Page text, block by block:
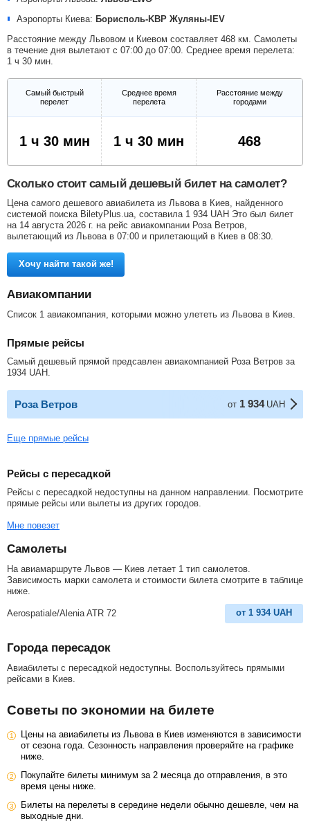
Аэропорты Киева: Борисполь-KBP Жуляны-IEV
Расстояние между Львовом и Киевом составляет 468 км. Самолеты
в течение дня вылетают с 07:00 до 07:00. Среднее время перелета:
1 ч 30 мин.
Самый быстрый
перелет
Среднее время
перелета
Расстояние между
городами
1 ч 30 мин 1 ч 30 мин 468
Сколько стоит самый дешевый билет на самолет?
Цена самого дешевого авиабилета из Львова в Киев, найденного
системой поиска BiletyPlus.ua, составила 1 934 UAH Это был билет
на 14 августа 2026 г. на рейс авиакомпании Роза Ветров,
вылетающий из Львова в 07:00 и прилетающий в Киев в 08:30.
Хочу найти такой же!
Авиакомпании
Список 1 авиакомпания, которыми можно улететь из Львова в Киев.
Прямые рейсы
Самый дешевый прямой предсавлен авиакомпанией Роза Ветров за
1934 UAH
Роза Ветров от 1 934 UAH
Еще прямые рейсы
Рейсы с пересадкой
Рейсы с пересадкой недоступны на данном направлении. Посмотрите
прямые рейсы или вылеты из других городов.
Мне повезет
Самолеты
На авиамаршруте Львов — Киев летает 1 тип самолетов.
Зависимость марки самолета и стоимости билета смотрите в таблице
ниже.
Aerospatiale/Alenia ATR 72 от 1 934 UAH
Города пересадок
Авиабилеты с пересадкой недоступны. Воспользуйтесь прямыми
рейсами в Киев.
Советы по экономии на билете
Цены на авиабилеты из Львова в Киев изменяются в зависимости
от сезона года. Сезонность направления проверяйте на графике
ниже.
Покупайте билеты минимум за 2 месяца до отправления, в это
время цены ниже.
Билеты на перелеты в середине недели обычно дешевле, чем на
выходные дни.